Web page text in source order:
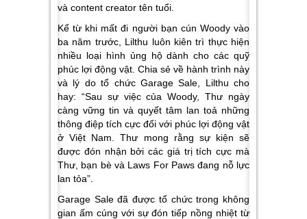
và content creator tên tuổi.
Kể từ khi mất đi người bạn cún Woody vào
ba năm trước, Lilthu luôn kiên trì thực hiện
nhiều loại hình ủng hộ dành cho các quỹ
phúc lợi động vật. Chia sẻ về hành trình này
và lý do tổ chức Garage Sale, Lilthu cho
hay: “Sau sự việc của Woody, Thư ngày
càng vững tin và quyết tâm lan toả những
thông điệp tích cực đối với phúc lợi động vật
ở Việt Nam. Thư mong rằng sự kiện sẽ
được đón nhận bởi các giá trị tích cực mà
Thư, bạn bè và Laws For Paws đang nỗ lực
lan tỏa”.
Garage Sale đã được tổ chức trong không
gian ấm cúng với sự đón tiếp nồng nhiệt từ